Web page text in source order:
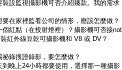
設監視攝影機可否介紹幾款。我的需求
在家裡監看公司的情形，應該怎麼做？
紅點（在投射燈裡）？攝影機可否接not
紅外線豆乾可攝影機和 V8 或 DV？
錄搜證錄影，要怎麼做？
晚上24小時都要使用，選擇那一種攝影